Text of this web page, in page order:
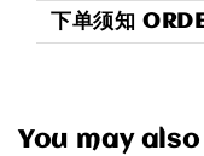
下单须知
You may